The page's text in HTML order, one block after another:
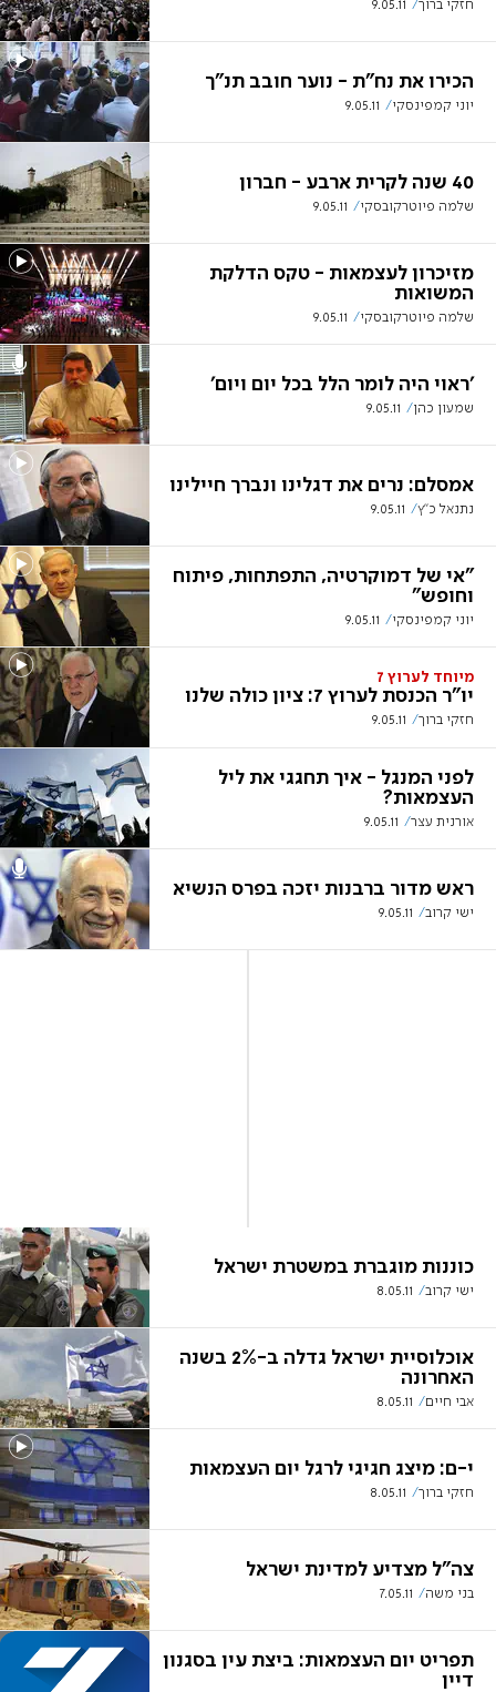
חזקי ברוך 9.05.11
הכירו את נח"ת - נוער חובב תנ"ך
יוני קמפינסקי 9.05.11
40 שנה לקרית ארבע - חברון
שלמה פיוטרקובסקי 9.05.11
מזיכרון לעצמאות - טקס הדלקת
המשואות
שלמה פיוטרקובסקי 9.05.11
'ראוי היה לומר הלל בכל יום ויום'
שמעון כהן 9.05.11
אמסלם: נרים את דגלינו ונברך חיילינו
נתנאל כ"ץ 9.05.11
"אי של דמוקרטיה, התפתחות, פיתוח
וחופש"
יוני קמפינסקי 9.05.11
מיוחד לערוץ 7
יו"ר הכנסת לערוץ 7: ציון כולה שלנו
חזקי ברוך 9.05.11
לפני המנגל - איך תחגגי את ליל
העצמאות?
אורנית עצר 9.05.11
ראש מדור ברבנות יזכה בפרס הנשיא
ישי קרוב 9.05.11
כוננות מוגברת במשטרת ישראל
ישי קרוב 8.05.11
אוכלוסיית ישראל גדלה ב-2% בשנה
האחרונה
אבי חיים 8.05.11
י-ם: מיצג חגיגי לרגל יום העצמאות
חזקי ברוך 8.05.11
צה"ל מצדיע למדינת ישראל
בני משה 7.05.11
תפריט יום העצמאות: ביצת עין בסגנון
דיין